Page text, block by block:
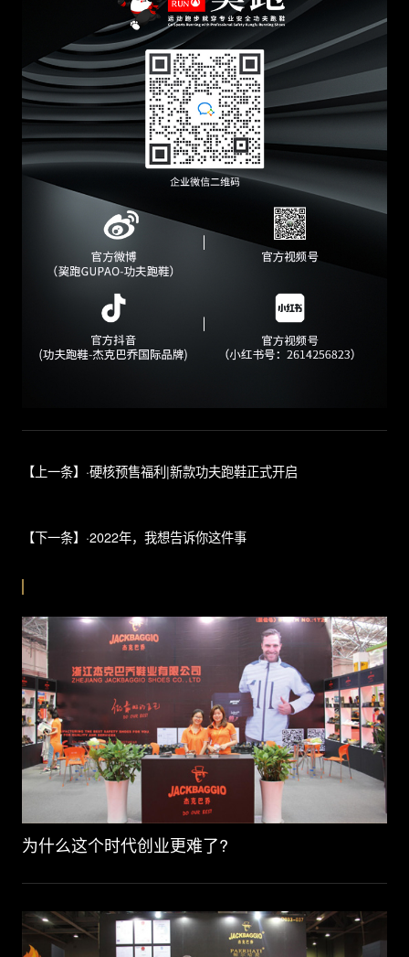
【上一条】·硬核预售福利|新款功夫跑鞋正式开启
【下一条】·2022年，我想告诉你这件事
为什么这个时代创业更难了?